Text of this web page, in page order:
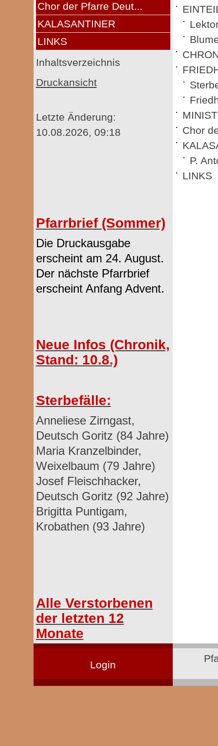
Chor der Pfarre Deut...
KALASANTINER
LINKS
Inhaltsverzeichnis
Druckansicht
Letzte Änderung:
10.08.2026, 09:18
Pfarrbrief (Sommer)
Die Druckausgabe
erscheint am 24. August.
Der nächste Pfarrbrief
erscheint Anfang Advent.
Neue Infos (Chronik,
Stand: 10.8.)
Sterbefälle:
Anneliese Zirngast,
Deutsch Goritz (84 Jahre)
Maria Kranzelbinder,
Weixelbaum (79 Jahre)
Josef Fleischhacker,
Deutsch Goritz (92 Jahre)
Brigitta Puntigam,
Krobathen (93 Jahre)
Alle Verstorbenen
der letzten 12
Monate
Chor
P.
LINKS
Login